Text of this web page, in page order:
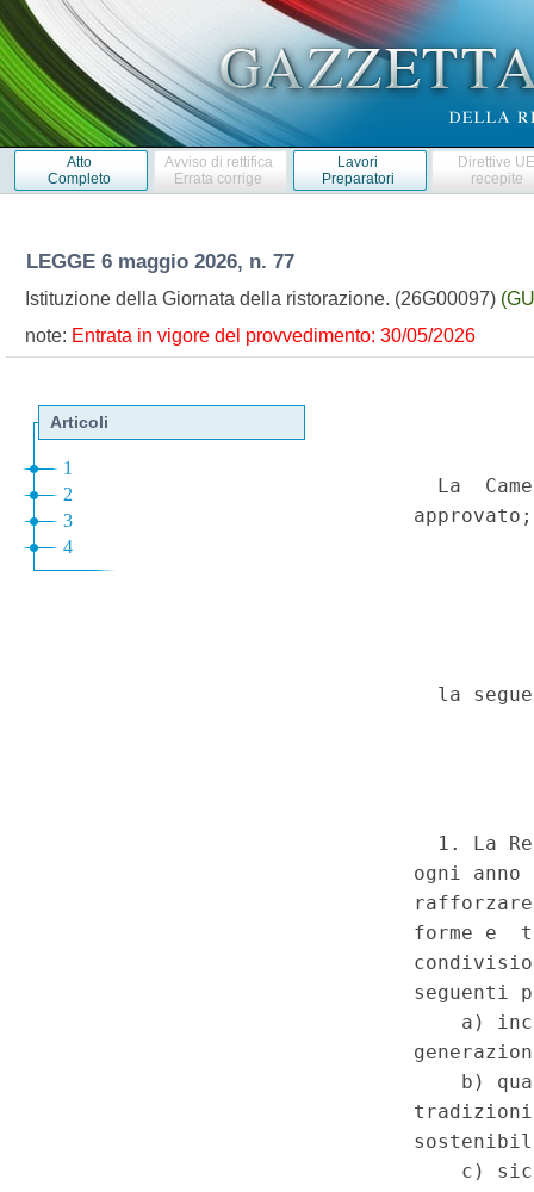
Atto
Completo
Avviso di rettifica
Errata corrige
Lavori
Preparatori
Direttive
recepite
LEGGE 6 maggio 2026, n. 77
Istituzione della Giornata della ristorazione. (26G00097)
note: Entrata in vigore del provvedimento: 30/05/2026